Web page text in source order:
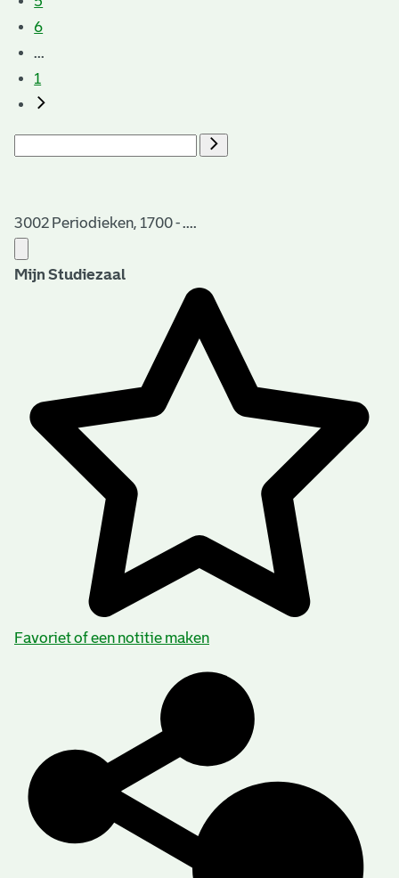
6
...
1
3002 Periodieken, 1700 - ....
Mijn Studiezaal
Favoriet of een notitie maken